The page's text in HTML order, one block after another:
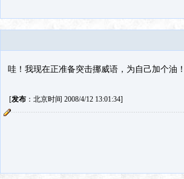
哇！我现在正准备突击挪威语，为自己加个油
[发布：北京时间 2008/4/12 13:01:34]